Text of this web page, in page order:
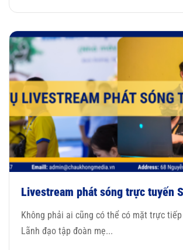
Livestream phát sóng trực tuyến
Không phải ai cũng có thể có mặt trực
Lãnh đạo tập đoàn mẹ...